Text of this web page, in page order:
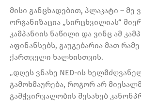
მისი განცხადებით, პლაკატი – მე
ორგანიზაცია „სირცხვილიას“
კამპანიის ნაწილი და ვინც ამ
აფინანსებს, გაუგებარია მათ
ქართველი ხალხისთვის.
„დღეს ვნახე NED-ის
გამოხმაურება, როგორ არ
გამჭვირვალობის შესახებ